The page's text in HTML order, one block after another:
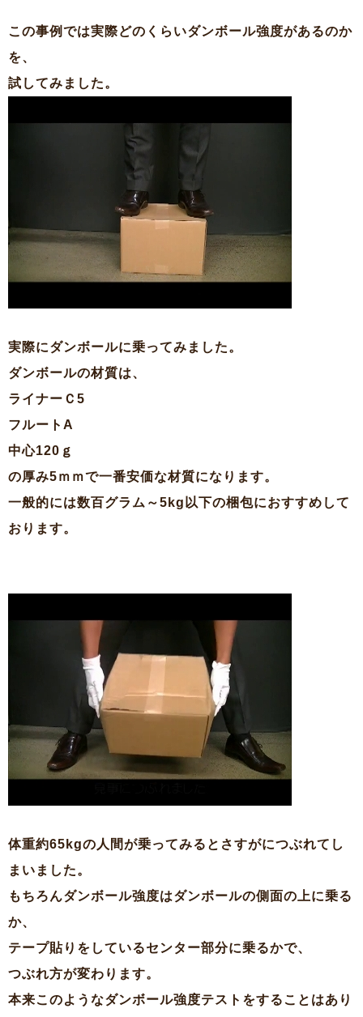
この事例では実際どのくらいダンボール強度があるのか
を、
試してみました。
実際にダンボールに乗ってみました。
ダンボールの材質は、
ライナーＣ5
フルートA
中心120ｇ
の厚み5ｍｍで一番安価な材質になります。
一般的には数百グラム～5kg以下の梱包におすすめして
おります。
体重約65kgの人間が乗ってみるとさすがにつぶれてし
まいました。
もちろんダンボール強度はダンボールの側面の上に乗る
か、
テープ貼りをしているセンター部分に乗るかで、
つぶれ方が変わります。
本来このようなダンボール強度テストをすることはあり